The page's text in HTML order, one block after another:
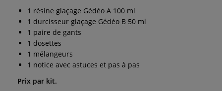
1 résine glaçage Gédéo A 100 ml
1 durcisseur glaçage Gédéo B 50 ml
1 paire de gants
1 dosettes
1 mélangeurs
1 notice avec astuces et pas à pas
Prix par kit.